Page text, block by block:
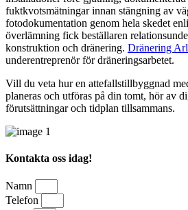
fuktkvotsmätningar innan stängning av
fotodokumentation genom hela skedet
överlämning fick beställaren
konstruktion och dränering. Dränering
underentreprenör för dräneringsarbetet.
Vill du veta hur en attefallstillbyggnad
planeras och utföras på din tomt, hör av
förutsättningar och tidplan tillsammans.
Kontakta oss idag!
Namn
Telefon